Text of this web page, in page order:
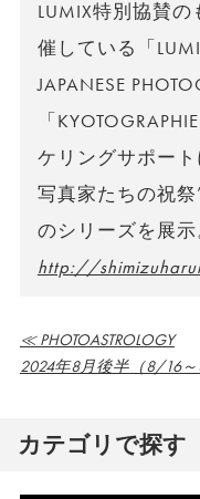
LUMIX特別協賛
催している「
JAPANESE
「
ケリングサポー
写真家たちの祝
のシリーズを展示
http://
≪ PHOTOASTROLOGY
2024年8月後半（8/16
カテゴリで探す